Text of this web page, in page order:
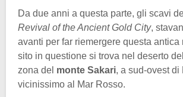
Da due anni a questa parte, gli scavi
Revival of the Ancient Gold City,
avanti per far riemergere questa antica
sito in questione si trova nel deserto
zona del monte Sakari, a sud-ovest di
vicinissimo al Mar Rosso.